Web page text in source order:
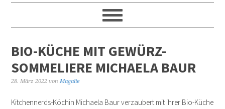
BIO-KÜCHE MIT GEWÜRZ-
SOMMELIERE MICHAELA BAUR
28. März 2022 vonMagalie
Kitchennerds-Köchin Michaela Baur verzaubert mit ihrer Bio-Küche